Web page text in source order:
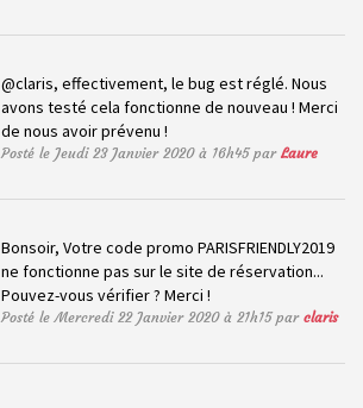
@claris, effectivement, le bug est réglé. Nous
avons testé cela fonctionne de nouveau ! Merci
de nous avoir prévenu !
Posté le Jeudi 23 Janvier 2020 à 16h45 parLaure
Bonsoir, Votre code promo PARISFRIENDLY2019
ne fonctionne pas sur le site de réservation...
Pouvez-vous vérifier ? Merci !
Posté le Mercredi 22 Janvier 2020 à 21h15 parclaris